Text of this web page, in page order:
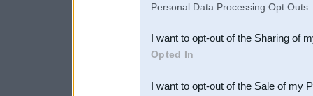
Downstream Participants
third parties.
Personal Data Processing Opt Outs
I want to opt-out of the Sharing of
Opted In
I want to opt-out of the Sale of my